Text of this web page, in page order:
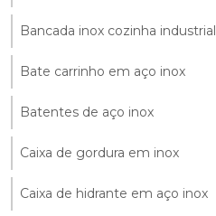
Bancada inox cozinha industrial
Bate carrinho em aço inox
Batentes de aço inox
Caixa de gordura em inox
Caixa de hidrante em aço inox